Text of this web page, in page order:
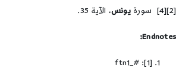
[2][4] سورة يونس، الآية 35.
Endnotes:
[1]: #_ftn1